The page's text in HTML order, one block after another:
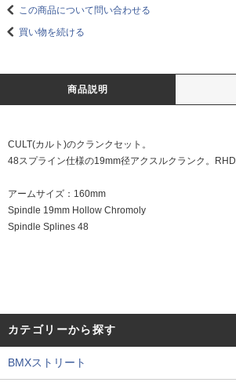
この商品について問い合わせる
買い物を続ける
商品説明
CULT(カルト)のクランクセット。
48スプライン仕様の19mm径アクスルクランク。
アームサイズ：160mm
Spindle 19mm Hollow Chromoly
Spindle Splines 48
カテゴリーから探す
BMXストリート